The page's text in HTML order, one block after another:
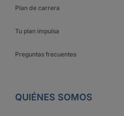
Plan de carrera
Tu plan impulsa
Preguntas frecuentes
QUIÉNES SOMOS